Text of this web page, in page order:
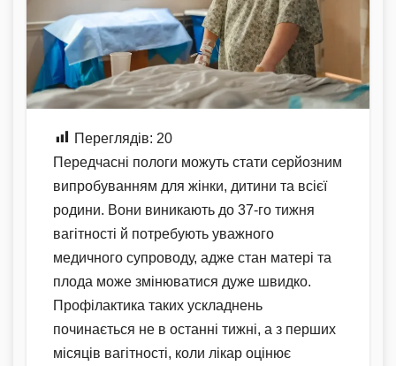
Переглядів: 20
Передчасні пологи можуть стати серйозним
випробуванням для жінки, дитини та всієї
родини. Вони виникають до 37-го тижня
вагітності й потребують уважного
медичного супроводу, адже стан матері та
плода може змінюватися дуже швидко.
Профілактика таких ускладнень
починається не в останні тижні, а з перших
місяців вагітності, коли лікар оцінює